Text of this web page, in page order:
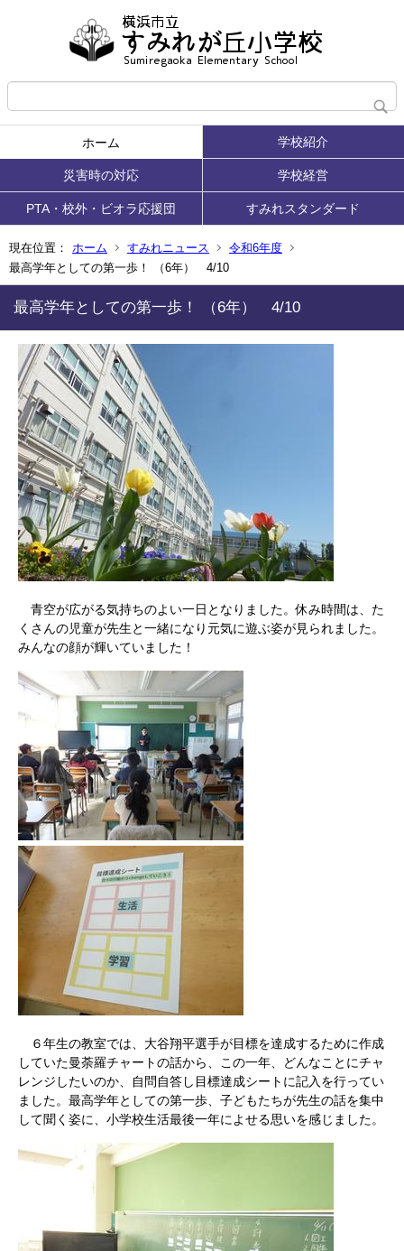
ホーム 学校紹介
災害時の対応 学校経営
PTA・校外・ビオラ応援団 すみれスタンダード
現在位置： ホーム すみれニュース
令和6年度
最高学年としての第一歩！ （6年） 4/10
最高学年としての第一歩！ （6年） 4/10
青空が広がる気持ちのよい一日となりました。休み時間は、た
くさんの児童が先生と一緒になり元気に遊ぶ姿が見られました。
みんなの顔が輝いていました！
６年生の教室では、大谷翔平選手が目標を達成するために作成
していた曼荼羅チャートの話から、この一年、どんなことにチャ
レンジしたいのか、自問自答し目標達成シートに記入を行ってい
ました。最高学年としての第一歩、子どもたちが先生の話を集中
して聞く姿に、小学校生活最後一年によせる思いを感じました。